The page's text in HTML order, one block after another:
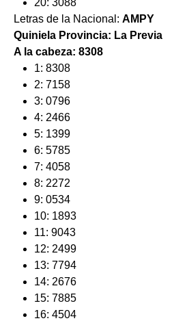
20: 3088
Letras de la Nacional: AMPY
Quiniela Provincia: La Previa
A la cabeza: 8308
1: 8308
2: 7158
3: 0796
4: 2466
5: 1399
6: 5785
7: 4058
8: 2272
9: 0534
10: 1893
11: 9043
12: 2499
13: 7794
14: 2676
15: 7885
16: 4504